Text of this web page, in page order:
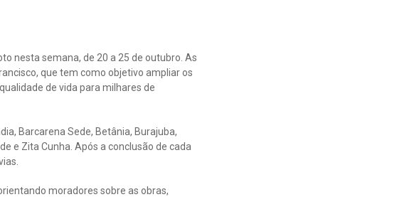
nesta semana, de 20 a 25 de outubro. As
que tem como objetivo ampliar os
de vida para milhares de
Barcarena Sede, Betânia, Burajuba,
e Zita Cunha. Após a conclusão de cada
moradores sobre as obras,